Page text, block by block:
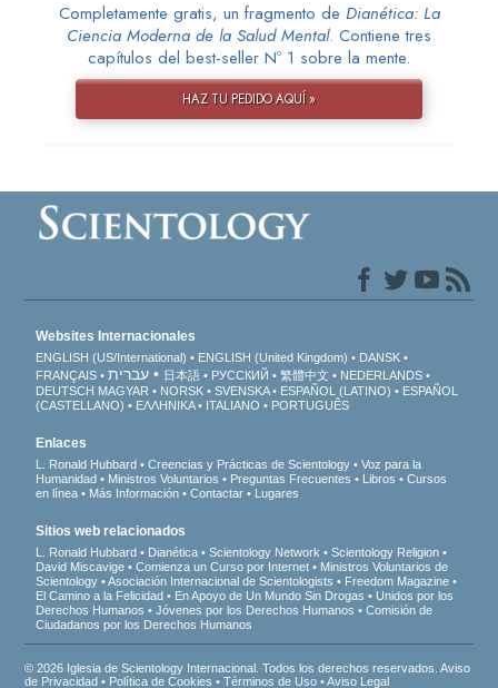
Completamente gratis, un fragmento de Dianética: La
Ciencia Moderna de la Salud Mental. Contiene tres
capítulos del best-seller Nº 1 sobre la mente.
HAZ TU PEDIDO AQUÍ »
Websites Internacionales
ENGLISH (US/International) ENGLISH (United Kingdom)
DANSK
FRANÇAIS
עברית 日本語 РУССКИЙ 繁體中文
NEDERLANDS
DEUTSCH MAGYAR NORSK SVENSKA ESPAÑOL (LATINO)
ESPAÑOL
(CASTELLANO)
ΕΛΛΗΝΙΚA ITALIANO PORTUGUÊS
Enlaces
L. Ronald Hubbard Creencias y Prácticas de Scientology
Voz para la
Humanidad
Ministros Voluntarios Preguntas Frecuentes Libros
Cursos
en línea
Más Información Contactar Lugares
Sitios web relacionados
L. Ronald Hubbard Dianética Scientology Network
Scientology Religion
David Miscavige
Comienza un Curso por Internet
Ministros Voluntarios de
Scientology
Asociación Internacional de Scientologists
Freedom Magazine
El Camino a la Felicidad
En Apoyo de Un Mundo Sin Drogas
Unidos por los
Derechos Humanos
Jóvenes por los Derechos Humanos
Comisión de
Ciudadanos por los Derechos Humanos
© 2026 Iglesia de Scientology Internacional. Todos los derechos reservados.Aviso
de Privacidad • Política de Cookies •Términos de Uso •Aviso Legal